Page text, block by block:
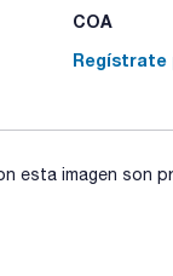
COA
Regístrate
esta imagen son